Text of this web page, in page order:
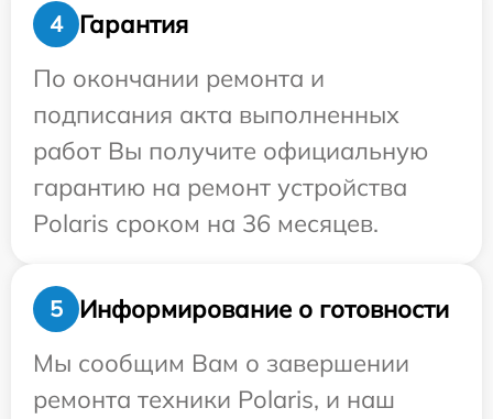
4
Гарантия
По окончании ремонта и
подписания акта выполненных
работ Вы получите официальную
гарантию на ремонт устройства
Polaris сроком на 36 месяцев.
5
Информирование о готовности
Мы сообщим Вам о завершении
ремонта техники Polaris, и наш